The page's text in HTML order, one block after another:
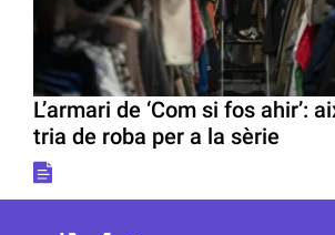
L’armari de ‘Com si fos ahir’:
tria de roba per a la sèrie